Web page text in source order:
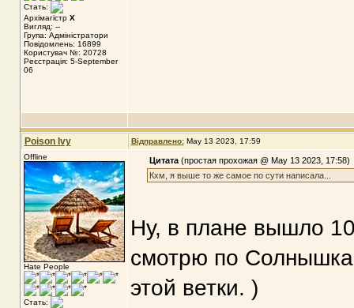
Стать:
Архімагістр X
Вигляд: --
Група: Адміністратори
Повідомлень: 16899
Користувач №: 20728
Реєстрація: 5-September
06
Poison Ivy Відправлено: May 13 2023, 17:59
Offline
Hate People
Стать:
Цитата(простая прохожая @ May 13 2023, 17:58)
Кхм, я выше то же самое по сути написала...
Ну, в плане вышло
смотрю по
этой ветки. )